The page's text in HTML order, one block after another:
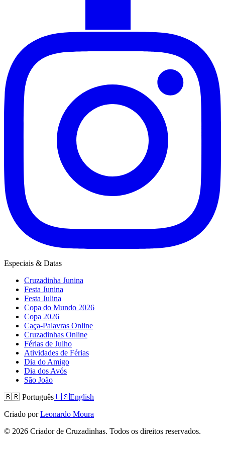
Especiais & Datas
Cruzadinha Junina
Festa Junina
Festa Julina
Copa do Mundo 2026
Copa 2026
Caça-Palavras Online
Cruzadinhas Online
Férias de Julho
Atividades de Férias
Dia do Amigo
Dia dos Avós
São João
🇧🇷 Português🇺🇸English
Criado por Leonardo Moura
© 2026 Criador de Cruzadinhas. Todos os direitos reservados.